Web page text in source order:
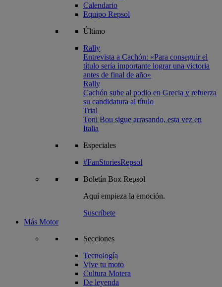
Calendario
Equipo Repsol
Último
Rally
Entrevista a Cachón: «Para conseguir el
título sería importante lograr una victoria
antes de final de año»
Rally
Cachón sube al podio en Grecia y refuerza
su candidatura al título
Trial
Toni Bou sigue arrasando, esta vez en
Italia
Especiales
#FanStoriesRepsol
Boletín Box Repsol
Aquí empieza la emoción.
Suscríbete
Más Motor
Secciones
Tecnología
Vive tu moto
Cultura Motera
De leyenda